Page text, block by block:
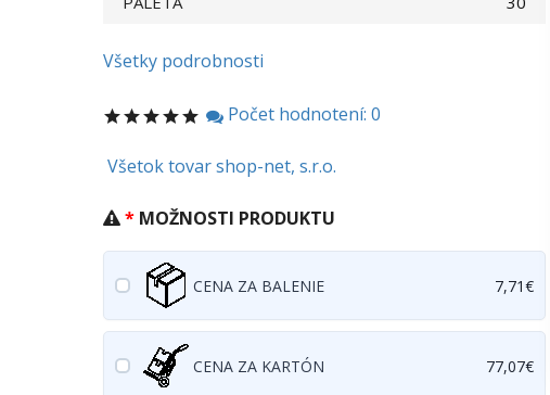
Všetky podrobnosti
Počet hodnotení: 0
Všetok tovar shop-net, s.r.o.
MOŽNOSTI PRODUKTU
CENA ZA BALENIE 7,71€
CENA ZA KARTÓN 77,07€